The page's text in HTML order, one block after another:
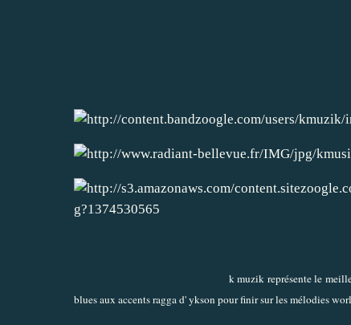
k muzik représente le
blues aux accents ragga d' ykson pour finir sur les mélodies